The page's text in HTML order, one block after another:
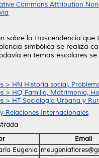
Commons Attribution
sobre la trascendencia
simbólica se realiza
en temas escolares
> HN Historia social,
> HQ Familia, Matrimonio,
> HT Sociologia Urbana y
Relaciones Internacionales
Email
Eugenia